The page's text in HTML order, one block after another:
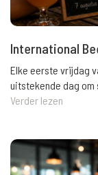
International
Elke eerste vrijdag
uitstekende dag om
Verder lezen